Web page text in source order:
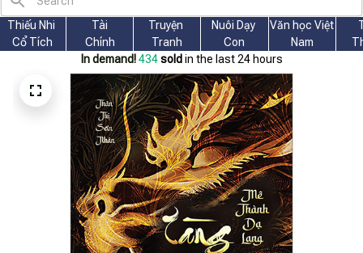
Thiếu Nhi
Cổ Tích
Tài
Chính
Truyện
Tranh
Nuôi Dạy
Con
Văn học Việt
Nam
In demand! 435 sold in the last 24 hours